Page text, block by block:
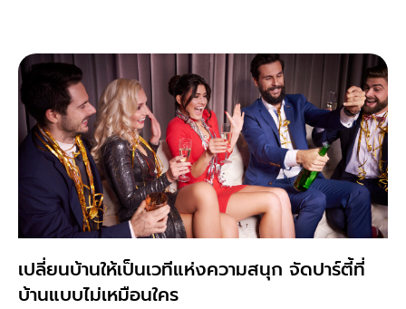
เปลี่ยนบ้านให้เป็นเวทีแห่งความสนุก จัดปาร์ตี้ที่
บ้านแบบไม่เหมือนใคร